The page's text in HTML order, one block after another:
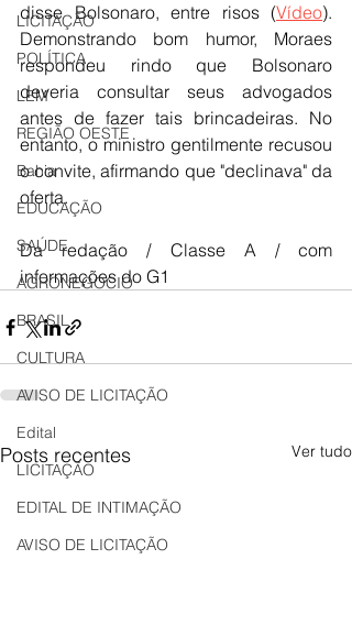
LICITAÇÃO
POLÍTICA
LEM
REGIÃO OESTE
Bahia
EDUCAÇÃO
SAÚDE
AGRONEGÓCIO
BRASIL
CULTURA
AVISO DE LICITAÇÃO
Edital
LICITAÇÃO
EDITAL DE INTIMAÇÃO
AVISO DE LICITAÇÃO
disse Bolsonaro, entre risos (Vídeo).
Demonstrando bom humor, Moraes
respondeu rindo que Bolsonaro
deveria consultar seus advogados
antes de fazer tais brincadeiras. No
entanto, o ministro gentilmente recusou
o convite, afirmando que "declinava" da
oferta.
Da redação / Classe A / com
informações do G1
Posts recentes Ver tudo